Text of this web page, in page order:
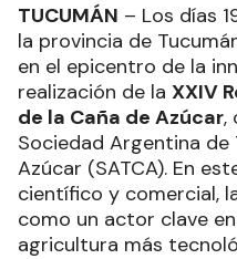
TUCUMÁN – Los días
la provincia de
en el epicentro de la
realización de la XXIV
de la Caña de Azúcar,
Sociedad Argentina de
Azúcar (SATCA). En
científico y comercial,
como un actor clave
agricultura más